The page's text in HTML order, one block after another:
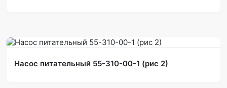
Насос питательный 55-310-00-1 (рис 2)